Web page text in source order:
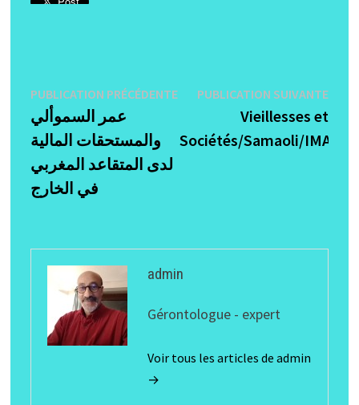
Navigation
de
l’article
PUBLICATION PRÉCÉDENTEPublication
précédente :
عمر السموألي
والمستحقات المالية
لدى المتقاعد المغربي
في الخارج
PUBLICATION SUIVANTE
Vieillesses et
Sociétés/Samaoli/
admin
Gérontologue - expert
Voir tous les articles de admin
→